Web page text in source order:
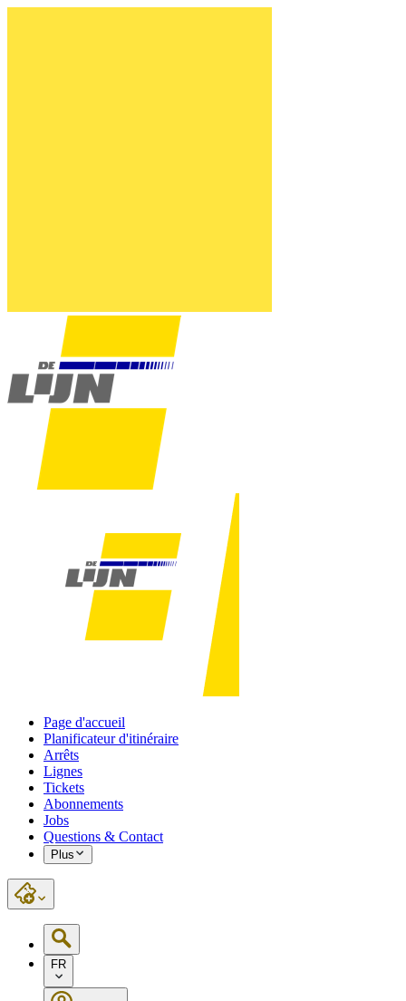
Page d'accueil
Planificateur d'itinéraire
Arrêts
Lignes
Tickets
Abonnements
Jobs
Questions & Contact
Plus
FR